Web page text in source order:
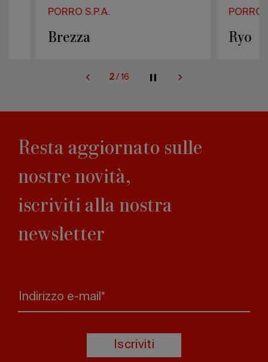
PORRO S.P.A.
Brezza
PORRO S.P.A.
2 / 16
Resta aggiornato sulle
nostre novità,
iscriviti alla nostra
newsletter
Indirizzo e-mail*
Iscriviti